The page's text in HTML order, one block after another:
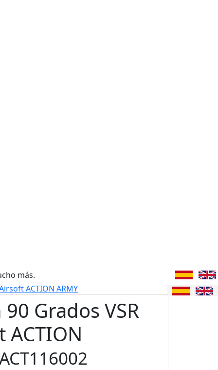
más.
ACTION ARMY
Grados VSR
ACTION